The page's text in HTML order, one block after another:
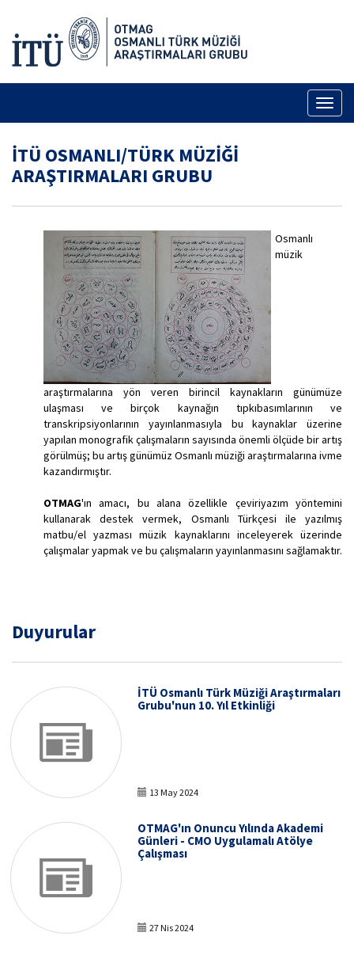
İTÜ OSMANLI/TÜRK MÜZİĞİ
ARAŞTIRMALARI GRUBU
Osmanlı
müzik
araştırmalarına yön veren birincil kaynakların günümüze
ulaşması ve birçok kaynağın tıpkıbasımlarının ve
transkripsiyonlarının yayınlanmasıyla bu kaynaklar üzerine
yapılan monografik çalışmaların sayısında önemli ölçüde bir artış
görülmüş; bu artış günümüz Osmanlı müziği araştırmalarına ivme
kazandırmıştır.
OTMAG'ın amacı, bu alana özellikle çeviriyazım yöntemini
kullanarak destek vermek, Osmanlı Türkçesi ile yazılmış
matbu/el yazması müzik kaynaklarını inceleyerek üzerinde
çalışmalar yapmak ve bu çalışmaların yayınlanmasını sağlamaktır.
Duyurular
İTÜ Osmanlı Türk Müziği Araştırmaları
Grubu'nun 10. Yıl Etkinliği
13 May 2024
OTMAG'ın Onuncu Yılında Akademi
Günleri - CMO Uygulamalı Atölye
Çalışması
27 Nis 2024